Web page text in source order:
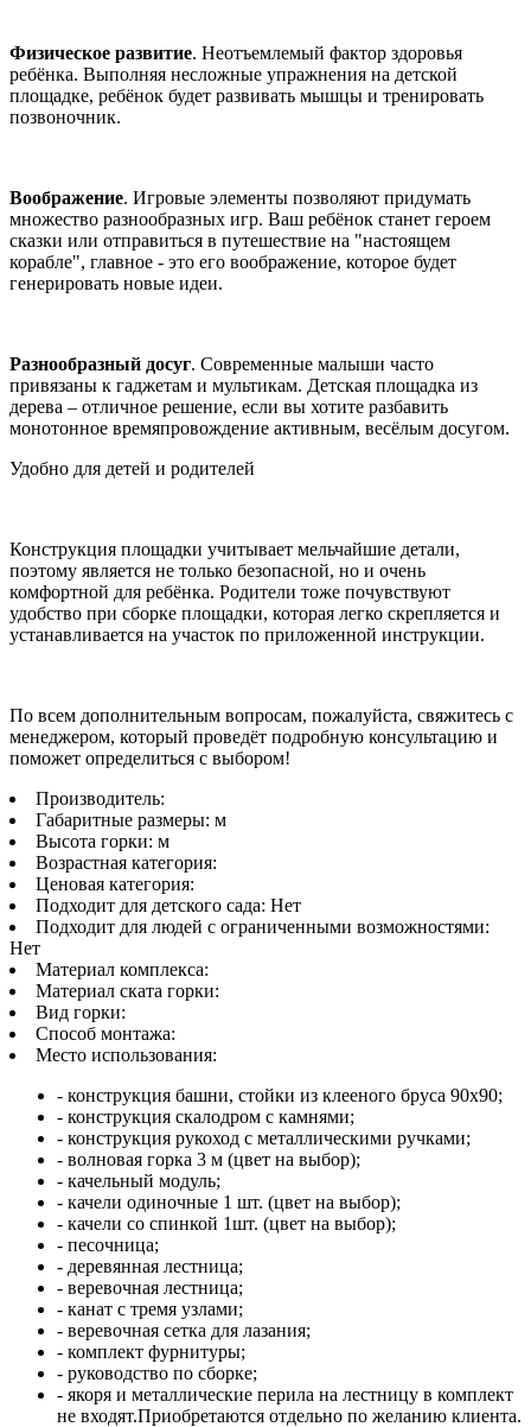
Физическое развитие. Неотъемлемый фактор здоровья
ребёнка. Выполняя несложные упражнения на детской
площадке, ребёнок будет развивать мышцы и тренировать
позвоночник.
Воображение. Игровые элементы позволяют придумать
множество разнообразных игр. Ваш ребёнок станет героем
сказки или отправиться в путешествие на "настоящем
корабле", главное - это его воображение, которое будет
генерировать новые идеи.
Разнообразный досуг. Современные малыши часто
привязаны к гаджетам и мультикам. Детская площадка из
дерева – отличное решение, если вы хотите разбавить
монотонное времяпровождение активным, весёлым досугом.
Удобно для детей и родителей
Конструкция площадки учитывает мельчайшие детали,
поэтому является не только безопасной, но и очень
комфортной для ребёнка. Родители тоже почувствуют
удобство при сборке площадки, которая легко скрепляется и
устанавливается на участок по приложенной инструкции.
По всем дополнительным вопросам, пожалуйста, свяжитесь с
менеджером, который проведёт подробную консультацию и
поможет определиться с выбором!
Производитель:
Габаритные размеры: м
Высота горки: м
Возрастная категория:
Ценовая категория:
Подходит для детского сада: Нет
Подходит для людей с ограниченными возможностями:
Нет
Материал комплекса:
Материал ската горки:
Вид горки:
Способ монтажа:
Место использования:
- конструкция башни, стойки из клееного бруса 90х90;
- конструкция скалодром с камнями;
- конструкция рукоход с металлическими ручками;
- волновая горка 3 м (цвет на выбор);
- качельный модуль;
- качели одиночные 1 шт. (цвет на выбор);
- качели со спинкой 1шт. (цвет на выбор);
- песочница;
- деревянная лестница;
- веревочная лестница;
- канат с тремя узлами;
- веревочная сетка для лазания;
- комплект фурнитуры;
- руководство по сборке;
- якоря и металлические перила на лестницу в комплект
не входят.Приобретаются отдельно по желанию клиента.